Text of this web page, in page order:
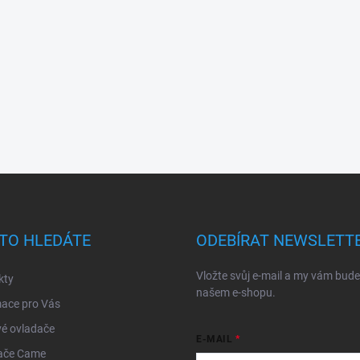
HLEDÁTE
pro Vás
ovladače
Came
ODEBÍRAT
Vložte svůj e-mail a my vám
našem e-shopu.
E-MAIL